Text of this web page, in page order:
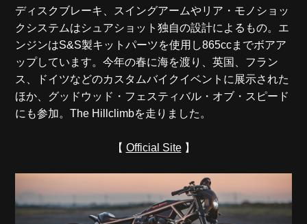
ディスクブレーキ、スイングアームやリア・モノショッ
クシステムはシュアショット独自の設計によるもの。エ
ンジンはS&S製キットパーツを使用し865ccまでボアア
ップしています。今年の春に海を渡り、英国、フラン
ス、ドイツなどのカスタムバイクイベントに展示された
ほか、グッドウッド・フェスティバル・オブ・スピード
にも参加。The Hillclimbを走りました。
【 Official Site】